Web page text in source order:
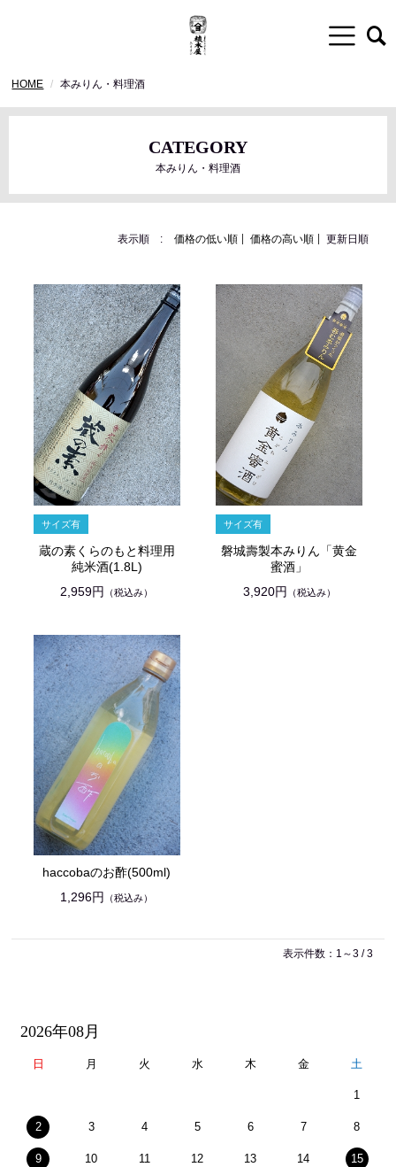
HOME 本みりん・料理酒
CATEGORY
本みりん・料理酒
表示順 : 価格の低い順 価格の高い順 更新日順
蔵の素くらのもと料理用
純米酒(1.8L)
2,959円
（税込み）
磐城壽製本みりん「黄金
蜜酒」
3,920円
（税込み）
haccobaのお酢(500ml)
1,296円
（税込み）
表示件数：1～3 / 3
2026年08月
日 月 火 水 木 金 土
1
2 3 4 5 6 7 8
9 10 11 12 13 14 15